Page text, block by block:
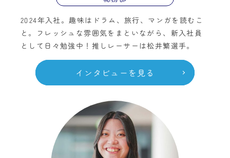
2024年入社。趣味はドラム、旅行、マンガを読むこ
と。フレッシュな雰囲気をまといながら、新入社員
として日々勉強中！推しレーサーは松井繁選手。
インタビューを見る